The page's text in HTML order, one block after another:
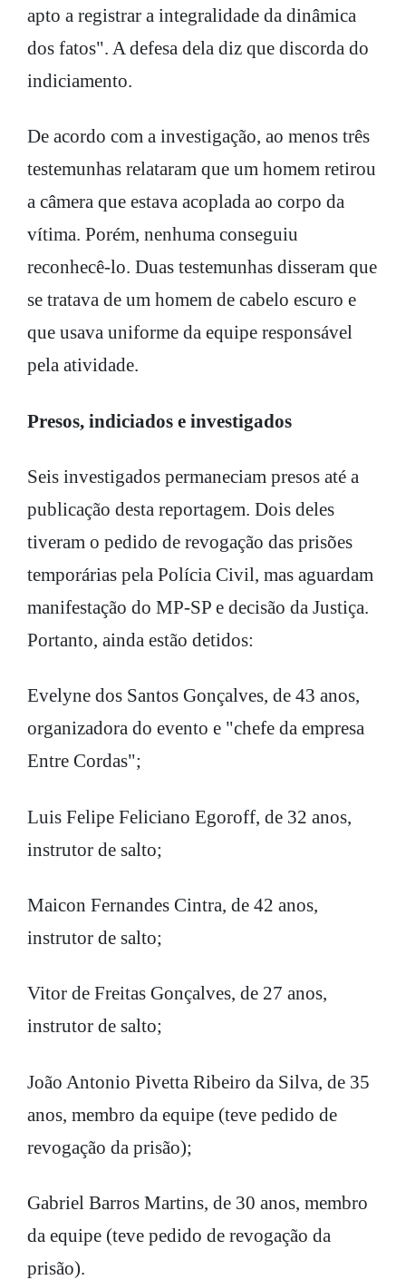
apto a registrar a integralidade da dinâmica
dos fatos". A defesa dela diz que discorda do
indiciamento.
De acordo com a investigação, ao menos três
testemunhas relataram que um homem retirou
a câmera que estava acoplada ao corpo da
vítima. Porém, nenhuma conseguiu
reconhecê-lo. Duas testemunhas disseram que
se tratava de um homem de cabelo escuro e
que usava uniforme da equipe responsável
pela atividade.
Presos, indiciados e investigados
Seis investigados permaneciam presos até a
publicação desta reportagem. Dois deles
tiveram o pedido de revogação das prisões
temporárias pela Polícia Civil, mas aguardam
manifestação do MP-SP e decisão da Justiça.
Portanto, ainda estão detidos:
Evelyne dos Santos Gonçalves, de 43 anos,
organizadora do evento e "chefe da empresa
Entre Cordas";
Luis Felipe Feliciano Egoroff, de 32 anos,
instrutor de salto;
Maicon Fernandes Cintra, de 42 anos,
instrutor de salto;
Vitor de Freitas Gonçalves, de 27 anos,
instrutor de salto;
João Antonio Pivetta Ribeiro da Silva, de 35
anos, membro da equipe (teve pedido de
revogação da prisão);
Gabriel Barros Martins, de 30 anos, membro
da equipe (teve pedido de revogação da
prisão).